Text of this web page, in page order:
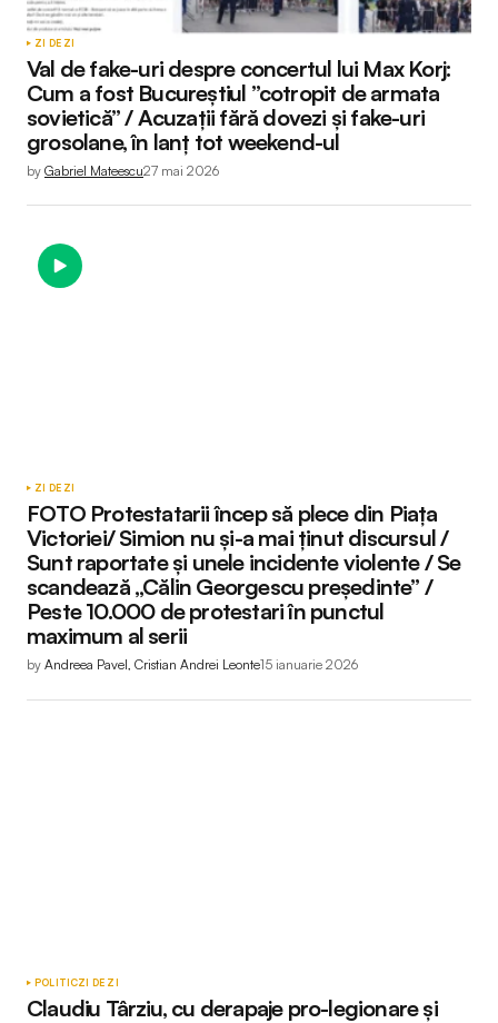
ZI DE ZI
Val de fake-uri despre concertul lui Max Korj:
Cum a fost Bucureștiul ”cotropit de armata
sovietică” / Acuzații fără dovezi și fake-uri
grosolane, în lanț tot weekend-ul
by Gabriel Mateescu27 mai 2026
ZI DE ZI
FOTO Protestatarii încep să plece din Piața
Victoriei/ Simion nu și-a mai ținut discursul /
Sunt raportate și unele incidente violente / Se
scandează „Călin Georgescu președinte” /
Peste 10.000 de protestari în punctul
maximum al serii
by Andreea Pavel, Cristian Andrei Leonte15 ianuarie 2026
POLITICZI DE ZI
Claudiu Târziu, cu derapaje pro-legionare și